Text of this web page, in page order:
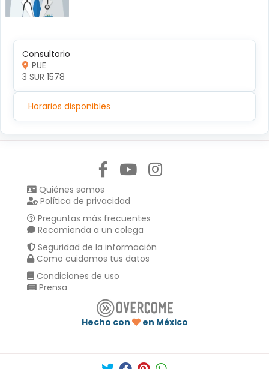
Consultorio
PUE
3 SUR 1578
Horarios disponibles
Quiénes somos
Política de privacidad
Preguntas más frecuentes
Recomienda a un colega
Seguridad de la información
Como cuidamos tus datos
Condiciones de uso
Prensa
Hecho con
en México